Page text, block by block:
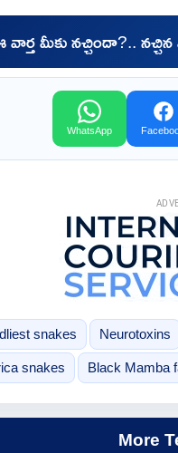
మీకు నచ్చిందా?..
WhatsApp
snakes Neurotoxins
snakes Black Mamba
More